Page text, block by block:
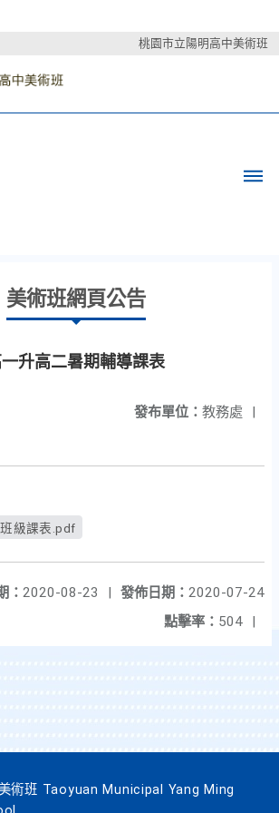
桃園市立陽明高中美術班
美術班網頁公告
一升高二暑期輔導課表
發布單位： 教務處 |
級課表.pdf
發佈日期： 2020-07-24
： 2020-08-23
|
點擊率： 504 |
術班 Taoyuan Municipal Yang Ming